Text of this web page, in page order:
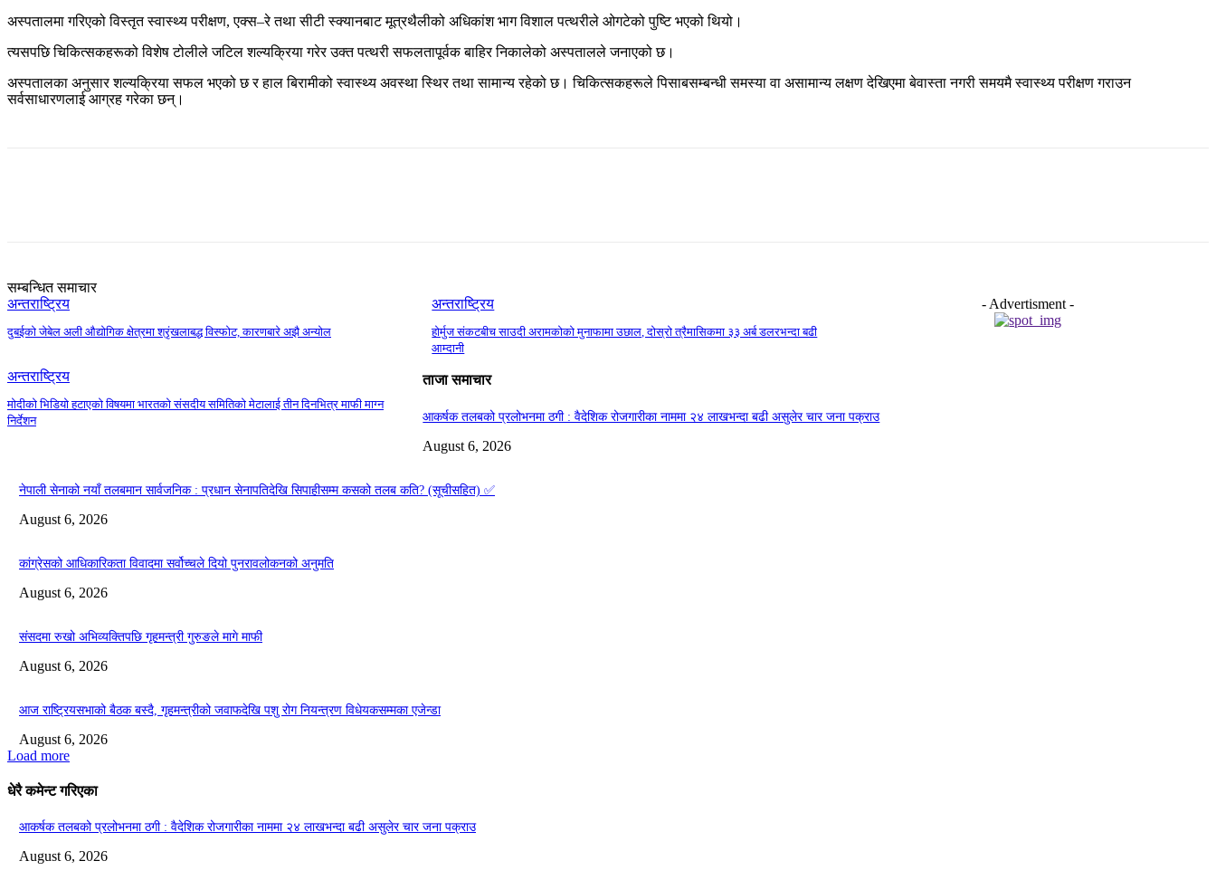
अस्पतालमा गरिएको विस्तृत स्वास्थ्य परीक्षण, एक्स–रे तथा सीटी स्क्यानबाट मूत्रथैलीको अधिकांश भाग विशाल पत्थरीले ओगटेको पुष्टि भएको थियो।
त्यसपछि चिकित्सकहरूको विशेष टोलीले जटिल शल्यक्रिया गरेर उक्त पत्थरी सफलतापूर्वक बाहिर निकालेको अस्पतालले जनाएको छ।
अस्पतालका अनुसार शल्यक्रिया सफल भएको छ र हाल बिरामीको स्वास्थ्य अवस्था स्थिर तथा सामान्य रहेको छ। चिकित्सकहरूले पिसाबसम्बन्धी समस्या वा असामान्य लक्षण देखिएमा बेवास्ता नगरी समयमै स्वास्थ्य परीक्षण गराउन
सर्वसाधारणलाई आग्रह गरेका छन्।
सम्बन्धित समाचार
अन्तराष्ट्रिय
दुबईको जेबेल अली औद्योगिक क्षेत्रमा श्रृंखलाबद्ध विस्फोट, कारणबारे अझै अन्योल
अन्तराष्ट्रिय
होर्मुज संकटबीच साउदी अरामकोको मुनाफामा उछाल, दोस्रो त्रैमासिकमा ३३ अर्ब डलरभन्दा बढी
आम्दानी
अन्तराष्ट्रिय
मोदीको भिडियो हटाएको विषयमा भारतको संसदीय समितिको मेटालाई तीन दिनभित्र माफी माग्न
निर्देशन
- Advertisment -
ताजा समाचार
आकर्षक तलबको प्रलोभनमा ठगी : वैदेशिक रोजगारीका नाममा २४ लाखभन्दा बढी असुलेर चार जना पक्राउ
August 6, 2026
नेपाली सेनाको नयाँ तलबमान सार्वजनिक : प्रधान सेनापतिदेखि सिपाहीसम्म कसको तलब कति? (सूचीसहित) ✅
August 6, 2026
कांग्रेसको आधिकारिकता विवादमा सर्वोच्चले दियो पुनरावलोकनको अनुमति
August 6, 2026
संसदमा रुखो अभिव्यक्तिपछि गृहमन्त्री गुरुङले मागे माफी
August 6, 2026
आज राष्ट्रियसभाको बैठक बस्दै, गृहमन्त्रीको जवाफदेखि पशु रोग नियन्त्रण विधेयकसम्मका एजेन्डा
August 6, 2026
Load more
धेरै कमेन्ट गरिएका
आकर्षक तलबको प्रलोभनमा ठगी : वैदेशिक रोजगारीका नाममा २४ लाखभन्दा बढी असुलेर चार जना पक्राउ
August 6, 2026